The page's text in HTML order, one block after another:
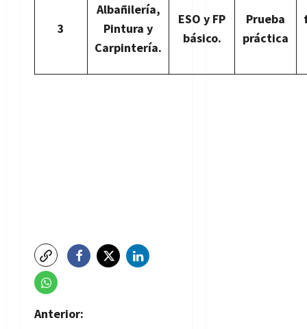
3
Albañilería,
Pintura y
Carpintería.
ESO y FP
básico.
Prueba
práctica
N
Anterior: